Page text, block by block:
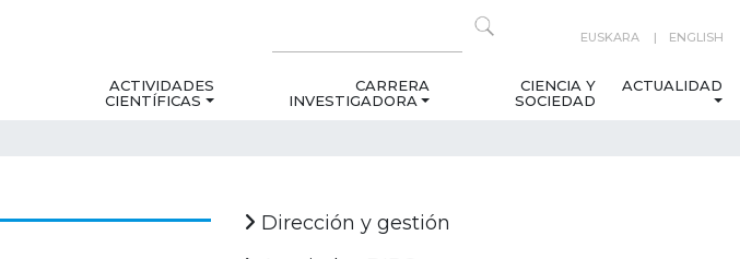
EUSKARA ENGLISH
ACTIVIDADES
CIENTÍFICAS
CARRERA
INVESTIGADORA
CIENCIA Y
SOCIEDAD
ACTUALIDAD
Dirección y gestión